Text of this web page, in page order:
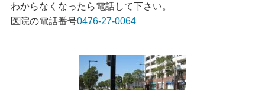
わからなくなったら電話して下さい。
医院の電話番号0476-27-0064